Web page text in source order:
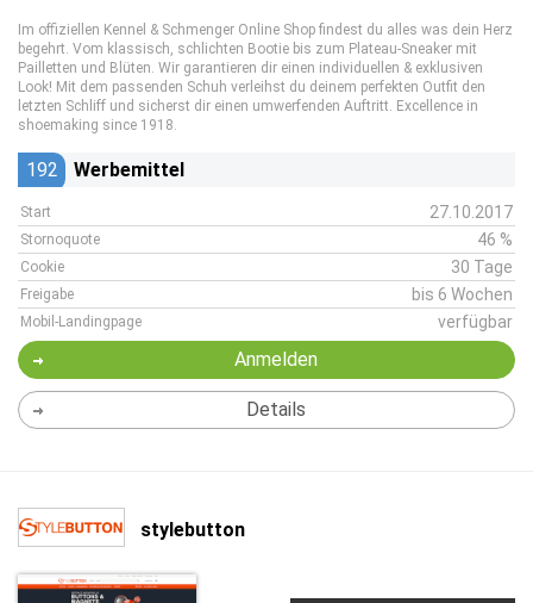
Im offiziellen Kennel & Schmenger Online Shop findest du alles was dein Herz
begehrt. Vom klassisch, schlichten Bootie bis zum Plateau-Sneaker mit
Pailletten und Blüten. Wir garantieren dir einen individuellen & exklusiven
Look! Mit dem passenden Schuh verleihst du deinem perfekten Outfit den
letzten Schliff und sicherst dir einen umwerfenden Auftritt. Excellence in
shoemaking since 1918.
192 Werbemittel
Start 27.10.2017
Stornoquote 46 %
Cookie 30 Tage
Freigabe bis 6 Wochen
Mobil-Landingpage verfügbar
Anmelden
Details
stylebutton